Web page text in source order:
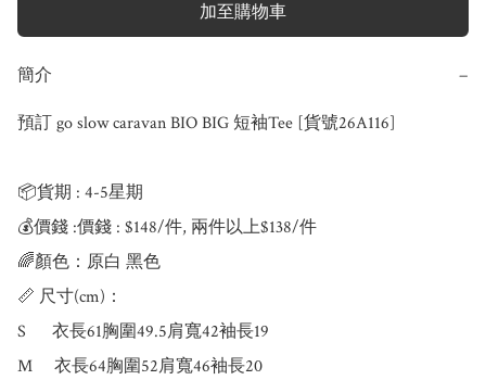
加至購物車
簡介 −
預訂 go slow caravan BIO BIG 短袖Tee [貨號26A116]
📦貨期 : 4-5星期
💰價錢 :價錢 : $148/件, 兩件以上$138/件
🌈顏色：原白 黑色
📏 尺寸(cm)：
S      衣長61胸圍49.5肩寬42袖長19
M     衣長64胸圍52肩寬46袖長20